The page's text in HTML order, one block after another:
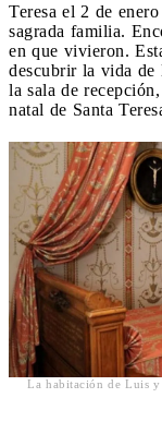
Teresa el 2 de
sagrada familia.
en que vivieron.
descubrir la vida de
la sala de
natal de Santa
La habitación de Luis